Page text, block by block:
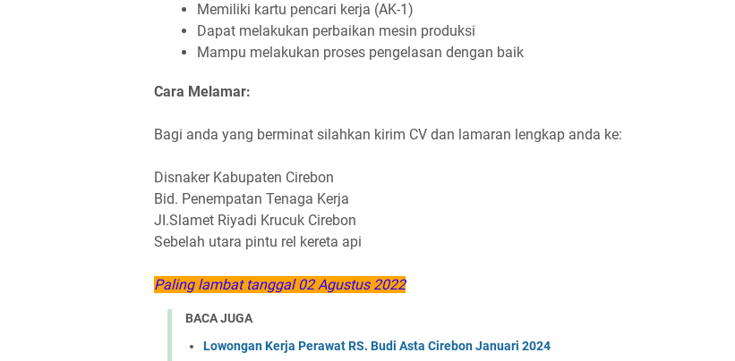
Memiliki kartu pencari kerja (AK-1)
Dapat melakukan perbaikan mesin produksi
Mampu melakukan proses pengelasan dengan baik
Cara Melamar:
Bagi anda yang berminat silahkan kirim CV dan lamaran lengkap anda ke:
Disnaker Kabupaten Cirebon
Bid. Penempatan Tenaga Kerja
JI.Slamet Riyadi Krucuk Cirebon
Sebelah utara pintu rel kereta api
Paling lambat tanggal 02 Agustus 2022
BACA JUGA
Lowongan Kerja Perawat RS. Budi Asta Cirebon Januari 2024